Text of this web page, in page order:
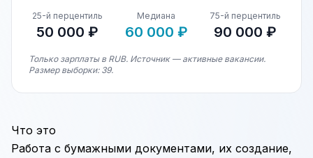
25-й перцентиль
50 000 ₽
Медиана
60 000 ₽
75-й перцентиль
90 000 ₽
Только зарплаты в RUB. Источник — активные вакансии.
Размер выборки: 39.
Что это
Работа с бумажными документами, их создание,